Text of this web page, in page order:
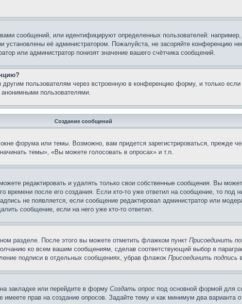
сообщений, или идентифицируют определенных пользователей:
установлены её администратором. Пожалуйста, не засоряйте конференцию
или администратор понизят значение вашего счётчика сообщений.
другим пользователям через встроенную в конференцию форму, и только
анонимными пользователями.
Создание сообщений
форума или темы. Возможно, вам придется зарегистрироваться, прежде
темы», «Вы можете голосовать в опросах» и т.п.
редактировать и удалять только свои собственные сообщения. Вы
времени после его создания. Если кто-то уже ответил на сообщение, то под
не появляется, если сообщение редактировал администратор или
сообщение, если на него уже кто-то ответил.
разделе. После этого вы можете отметить флажком пункт Присоединить
ко всем вашим сообщениям, сделав соответствующий выбор в
подписи в отдельных сообщениях, убрав флажок Присоединить подпись
закладке или перейдите в форму Создать опрос под основной формой для
прав на создание опросов. Задайте тему и как минимум два варианта